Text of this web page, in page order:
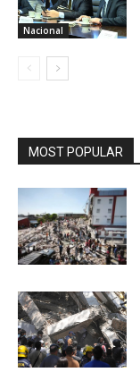
Nacional
MOST POPULAR